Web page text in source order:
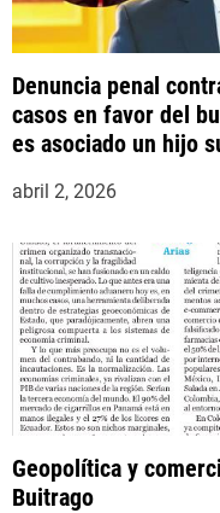
Denuncia penal
casos en favor del
es asociado un hijo
abril 2, 2026
Geopolítica y
Buitrago